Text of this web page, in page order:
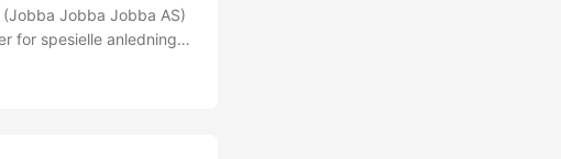
(Jobba Jobba Jobba AS)
for spesielle anledninger